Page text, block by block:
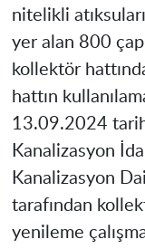
nitelikli
yer alan 800
kollektör
hattın
13.09.2024
Kanalizasyon
Kanalizasyon
tarafından
yenileme